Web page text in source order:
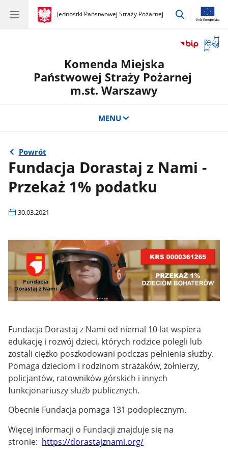
gov.pl
Jednostki Państwowej Straży Pożarnej
gov.pl
Jednostki
przejdź
okno
Komenda Miejska
Państwowej Straży Pożarnej
m.st. Warszawy
MENU
Powrót
Fundacja Dorastaj z Nami -
Przekaż 1% podatku
30.03.2021
Fundacja Dorastaj z Nami od niemal 10 lat wspiera
edukację i rozwój dzieci, których rodzice polegli lub
zostali ciężko poszkodowani podczas pełnienia służby.
Pomaga dzieciom i rodzinom strażaków, żołnierzy,
policjantów, ratowników górskich i innych
funkcjonariuszy służb publicznych.
Obecnie Fundacja pomaga 131 podopiecznym.
Więcej informacji o Fundacji znajduje się na
stronie: https://dorastajznami.org/